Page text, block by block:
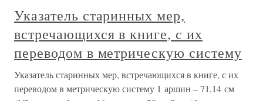
Указатель старинных мер,
встречающихся в книге, с их
переводом в метрическую систему
Указатель старинных мер, встречающихся в книге, с их
переводом в метрическую систему 1 аршин – 71,14 см